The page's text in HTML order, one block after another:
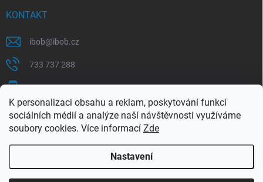
K personalizaci obsahu a reklam, poskytování funkcí
sociálních médií a analýze naší návštěvnosti využíváme
soubory cookies. Více informací Zde
Nastavení
KONTAKT
ibob@ibob.cz
733 737 288
607 069 561
Sledujte nás na Facebooku !
ibob_s.r.o/
Copyright 2026ibob s.r.o.. Všechna práva vyhrazena.Upravit nastavení